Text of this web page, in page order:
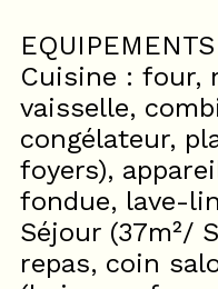
Cuisine : four,
vaisselle,
congélateur,
foyers),
fondue, lave-
Séjour (37m²/
repas, coin